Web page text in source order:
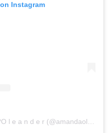
Instagram